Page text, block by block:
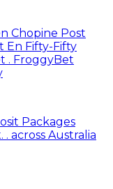
Chopine Post
En Fifty-Fifty
. FroggyBet
Packages
across Australia